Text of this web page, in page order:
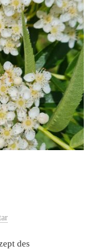
des